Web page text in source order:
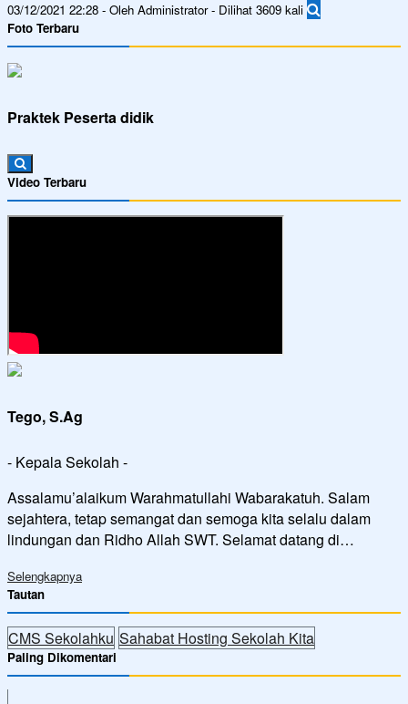
03/12/2021 22:28 - Oleh Administrator - Dilihat 3609 kali
Foto Terbaru
Praktek Peserta didik
Video Terbaru
Tego, S.Ag
- Kepala Sekolah -
Assalamu’alaikum Warahmatullahi Wabarakatuh. Salam
sejahtera, tetap semangat dan semoga kita selalu dalam
lindungan dan Ridho Allah SWT. Selamat datang di…
Selengkapnya
Tautan
CMS Sekolahku Sahabat Hosting Sekolah Kita
Paling Dikomentari